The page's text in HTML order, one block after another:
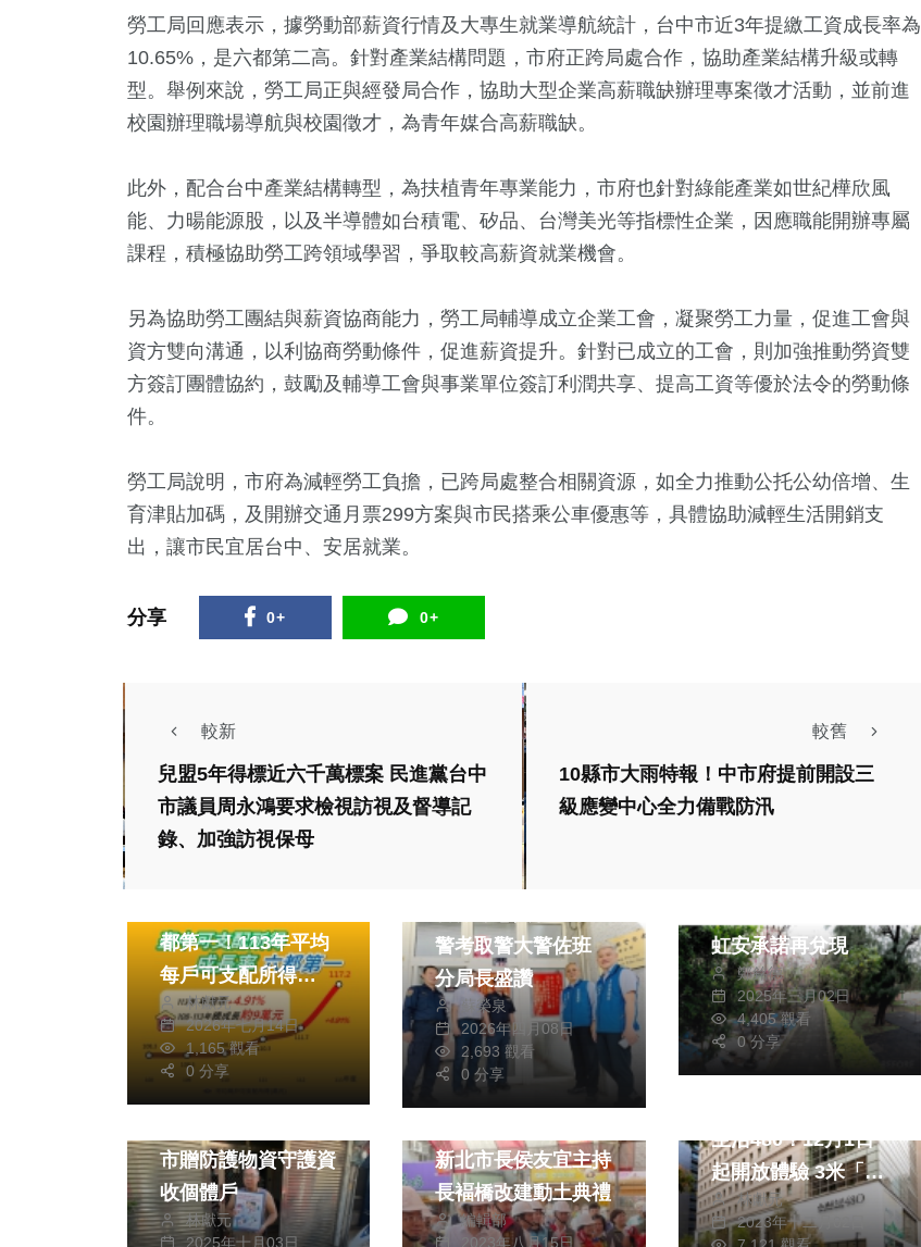
勞工局回應表示，據勞動部薪資行情及大專生就業導航統計，台中市近3年提繳工資成長率為
10.65%，是六都第二高。針對產業結構問題，市府正跨局處合作，協助產業結構升級或轉
型。舉例來說，勞工局正與經發局合作，協助大型企業高薪職缺辦理專案徵才活動，並前進
校園辦理職場導航與校園徵才，為青年媒合高薪職缺。
此外，配合台中產業結構轉型，為扶植青年專業能力，市府也針對綠能產業如世紀樺欣風
能、力暘能源股，以及半導體如台積電、矽品、台灣美光等指標性企業，因應職能開辦專屬
課程，積極協助勞工跨領域學習，爭取較高薪資就業機會。
另為協助勞工團結與薪資協商能力，勞工局輔導成立企業工會，凝聚勞工力量，促進工會與
資方雙向溝通，以利協商勞動條件，促進薪資提升。針對已成立的工會，則加強推動勞資雙
方簽訂團體協約，鼓勵及輔導工會與事業單位簽訂利潤共享、提高工資等優於法令的勞動條
件。
勞工局說明，市府為減輕勞工負擔，已跨局處整合相關資源，如全力推動公托公幼倍增、生
育津貼加碼，及開辦交通月票299方案與市民搭乘公車優惠等，具體協助減輕生活開銷支
出，讓市民宜居台中、安居就業。
分享 0+ 0+
較新
兒盟5年得標近六千萬標案 民進黨台中
市議員周永鴻要求檢視訪視及督導記
錄、加強訪視保母
較舊
10縣市大雨特報！中市府提前開設三
級應變中心全力備戰防汛
都第一！113年平均
每戶可支配所得
117.2萬元 年增率
4.91%
林獻元
2026年七月14日
1,165 觀看
0 分享
綜合
警考取警大警佐班
分局長盛讚
蘇榮泉
2026年四月08日
2,693 觀看
0 分享
虹安承諾再兌現
鄭銘德
2025年三月02日
4,405 觀看
0 分享
市贈防護物資守護資
收個體戶
林獻元
2025年十月03日
新北市長侯友宜主持
長褔橋改建動土典禮
編輯部
2023年八月15日
生活480！12月1日
起開放體驗 3米「耶
誕書」濃濃耶誕氛圍
林獻元
2023年十二月02日